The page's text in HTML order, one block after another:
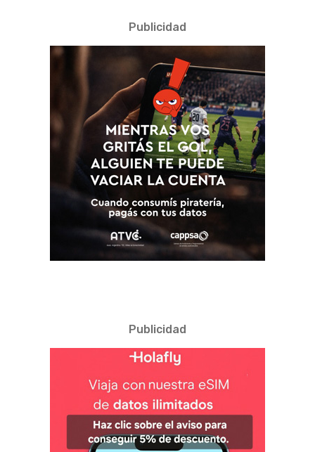
Publicidad
Publicidad